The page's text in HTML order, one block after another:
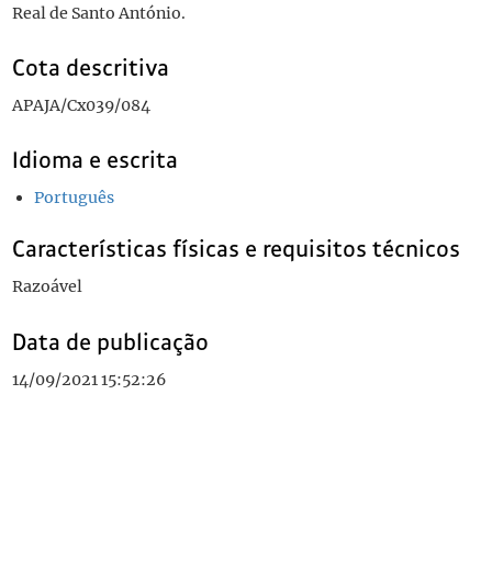
Real de Santo António.
Cota descritiva
APAJA/Cx039/084
Idioma e escrita
Português
Características físicas e requisitos técnicos
Razoável
Data de publicação
14/09/2021 15:52:26